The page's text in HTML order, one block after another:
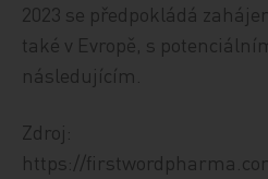
2023 se předpokládá
také v Evropě, s
následujícím.
Zdroj:
https://